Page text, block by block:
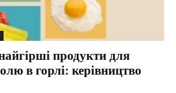
продукти для
в горлі: керівництво